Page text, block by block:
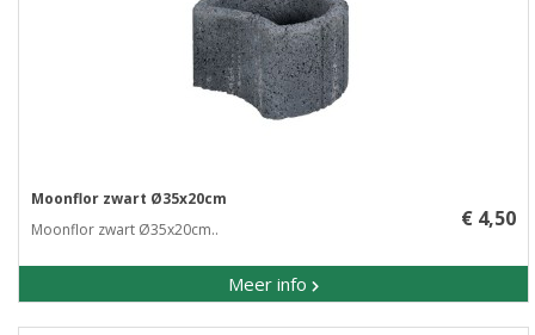
Moonflor zwart Ø35x20cm
Moonflor zwart Ø35x20cm..
Meer info
€ 4,50